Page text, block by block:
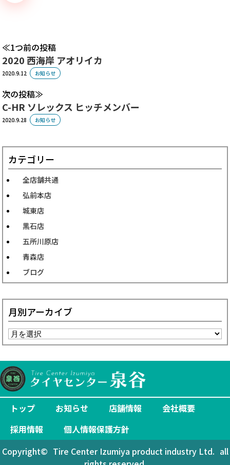
1つ前の投稿
2020 西海岸 アオリイカ
2020.9.12 お知らせ
次の投稿
C-HR ソレックス ヒッチメンバー
2020.9.28 お知らせ
カテゴリー
全店舗共通
弘前本店
城東店
黒石店
五所川原店
青森店
ブログ
月別アーカイブ
トップ お知らせ 店舗情報
会社概要
採用情報
個人情報保護方針
Copyright© Tire Center Izumiya product industry Ltd. all